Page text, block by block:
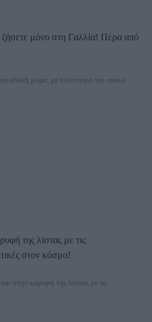
ζήσετε μόνο στη Γαλλία! Πέρα από
χώρα, με πολιτισμό που ασκεί
της λίστας με τις
στον κόσμο!
στην κορυφή της λίστας με τα